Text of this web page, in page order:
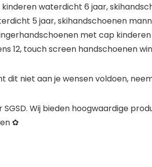
waterdicht 6 jaar,
5 jaar, skihandschoenen
met cap
12, touch screen handschoenen
dit niet aan je wensen voldoen,
Wij bieden hoogwaardige
✿